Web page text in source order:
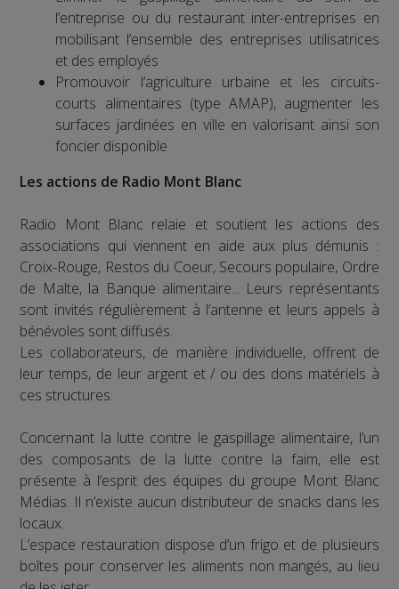
l’entreprise ou du restaurant inter-entreprises en
mobilisant l’ensemble des entreprises utilisatrices
et des employés
Promouvoir l’agriculture urbaine et les circuits-
courts alimentaires (type AMAP), augmenter les
surfaces jardinées en ville en valorisant ainsi son
foncier disponible
Les actions de Radio Mont Blanc
Radio Mont Blanc relaie et soutient les actions des
associations qui viennent en aide aux plus démunis :
Croix-Rouge, Restos du Coeur, Secours populaire, Ordre
de Malte, la Banque alimentaire... Leurs représentants
sont invités régulièrement à l’antenne et leurs appels à
bénévoles sont diffusés.
Les collaborateurs, de manière individuelle, offrent de
leur temps, de leur argent et / ou des dons matériels à
ces structures.
Concernant la lutte contre le gaspillage alimentaire, l’un
des composants de la lutte contre la faim, elle est
présente à l’esprit des équipes du groupe Mont Blanc
Médias. Il n’existe aucun distributeur de snacks dans les
locaux.
L’espace restauration dispose d’un frigo et de plusieurs
boîtes pour conserver les aliments non mangés, au lieu